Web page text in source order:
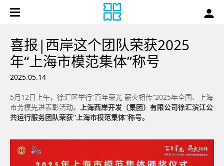
喜报|西岸这个团队荣获2025
年“上海市模范集体”称号
2025.05.14
5月12日上午，徐汇区举行“百年荣光 薪火相传”2025年全国、上海
市劳模先进表彰活动。 上海西岸开发（集团）有限公司徐汇滨江公
共运行服务团队荣获“上海市模范集体”称号。